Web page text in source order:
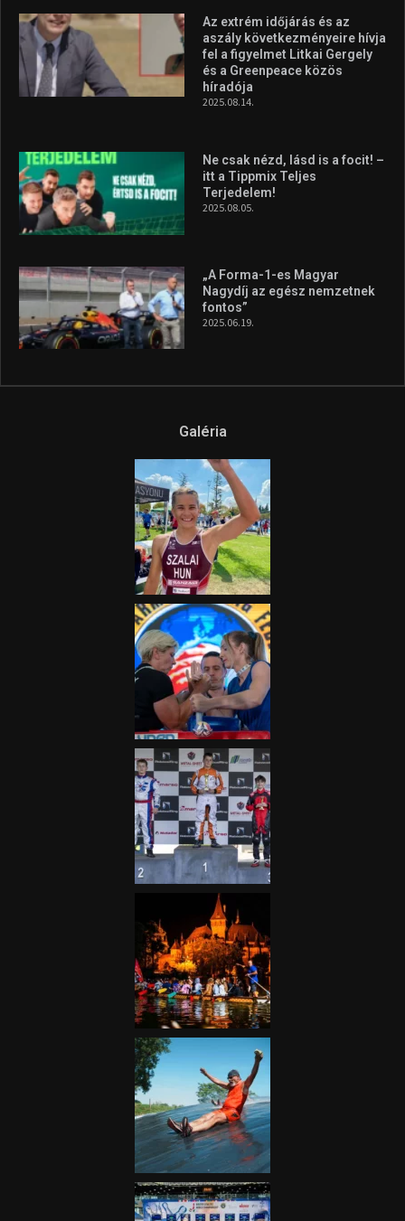
Az extrém időjárás és az
aszály következményeire hívja
fel a figyelmet Litkai Gergely
és a Greenpeace közös
híradója
2025.08.14.
Ne csak nézd, lásd is a focit! –
itt a Tippmix Teljes
Terjedelem!
2025.08.05.
„A Forma-1-es Magyar
Nagydíj az egész nemzetnek
fontos”
2025.06.19.
Galéria